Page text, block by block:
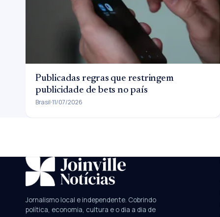
Publicadas regras que restringem
publicidade de bets no país
Brasil 11/07/2026
SUGESTÕES: JEC Contorno viário
Jornalismo local e independente. Cobrindo
política, economia, cultura e o dia a dia de